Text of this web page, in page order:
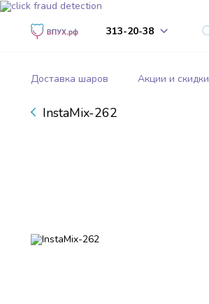
313-20-38
Доставка шаров Акции и скидки
InstaMix-262